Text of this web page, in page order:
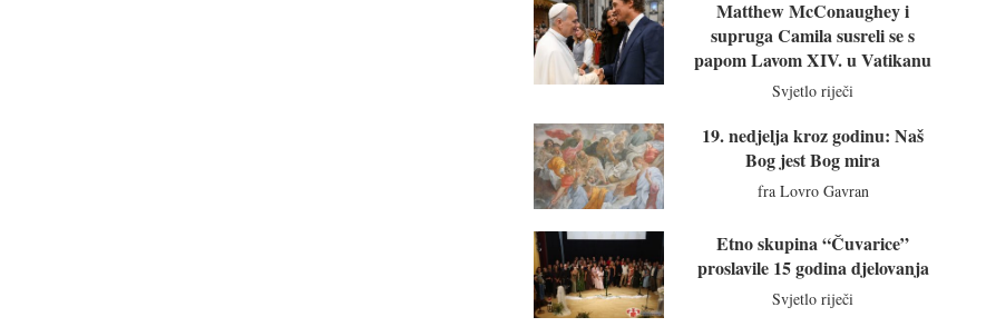
Matthew McConaughey i
supruga Camila susreli se s
papom Lavom XIV. u Vatikanu
Svjetlo riječi
19. nedjelja kroz godinu: Naš
Bog jest Bog mira
fra Lovro Gavran
Etno skupina “Čuvarice”
proslavile 15 godina djelovanja
Svjetlo riječi